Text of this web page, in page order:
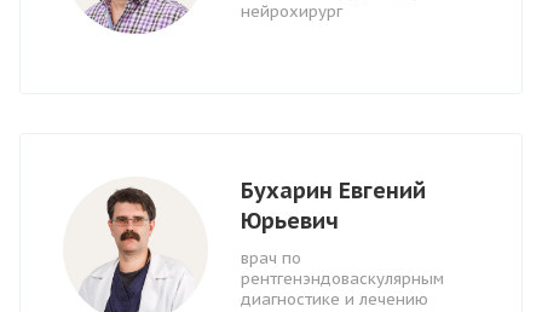
нейрохирург
Бухарин Евгений
Юрьевич
врач по
рентгенэндоваскулярным
диагностике и лечению